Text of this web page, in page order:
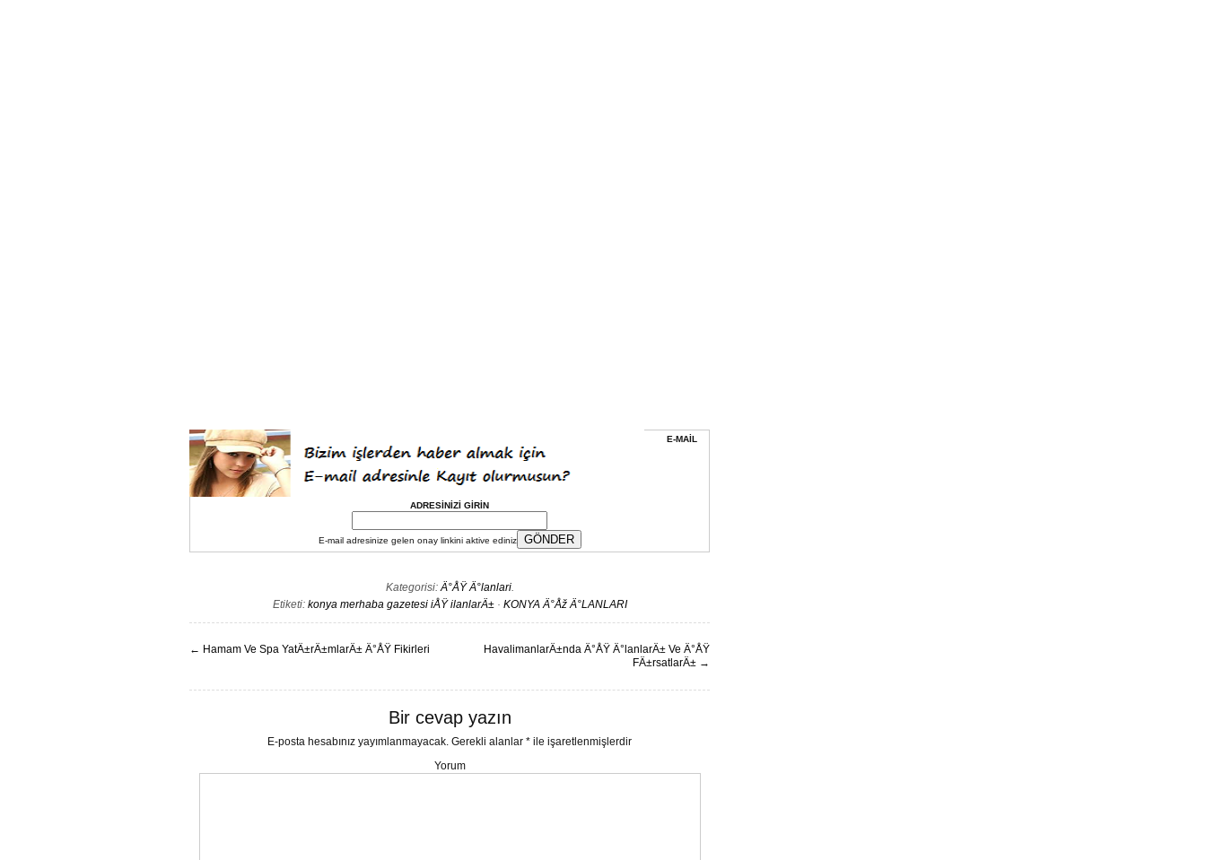
E-MAİL
ADRESİNİZİ GİRİN
E-mail adresinize gelen onay linkini aktive ediniz
Kategorisi:Ä°ÅŸ Ä°lanlari.
Etiketi: konya merhaba gazetesi iÅŸ ilanlarÄ±· KONYA Ä°Åž Ä°LANLARI
← Hamam Ve Spa YatÄ±rÄ±mlarÄ± Ä°ÅŸ Fikirleri
HavalimanlarÄ±nda Ä°ÅŸ Ä°lanlarÄ± Ve Ä°ÅŸ
FÄ±rsatlarÄ± →
Bir cevap yazın
E-posta hesabınız yayımlanmayacak. Gerekli alanlar * ile işaretlenmişlerdir
Yorum